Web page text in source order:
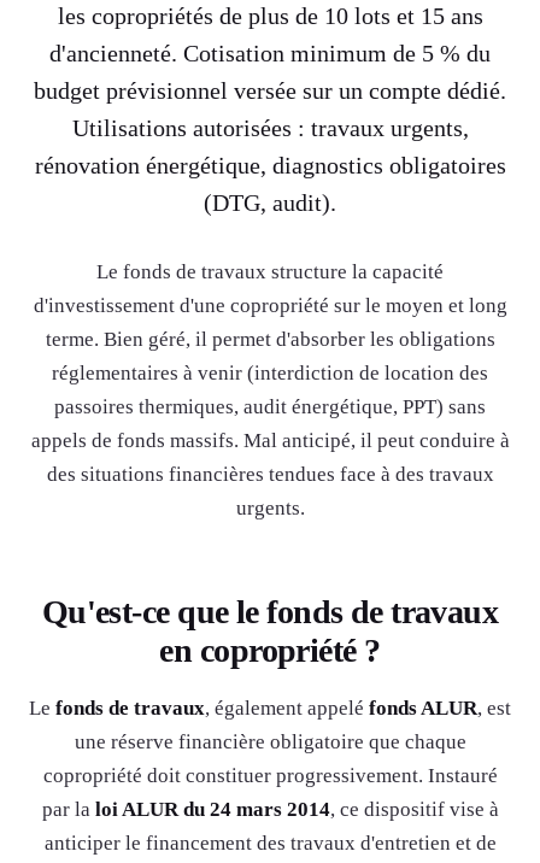
les copropriétés de plus de 10 lots et 15 ans
d'ancienneté. Cotisation minimum de 5 % du
budget prévisionnel versée sur un compte dédié.
Utilisations autorisées : travaux urgents,
rénovation énergétique, diagnostics obligatoires
(DTG, audit).
Le fonds de travaux structure la capacité
d'investissement d'une copropriété sur le moyen et long
terme. Bien géré, il permet d'absorber les obligations
réglementaires à venir (interdiction de location des
passoires thermiques, audit énergétique, PPT) sans
appels de fonds massifs. Mal anticipé, il peut conduire à
des situations financières tendues face à des travaux
urgents.
Qu'est-ce que le fonds de travaux
en copropriété ?
Le fonds de travaux, également appelé fonds ALUR, est
une réserve financière obligatoire que chaque
copropriété doit constituer progressivement. Instauré
par la loi ALUR du 24 mars 2014, ce dispositif vise à
anticiper le financement des travaux d'entretien et de